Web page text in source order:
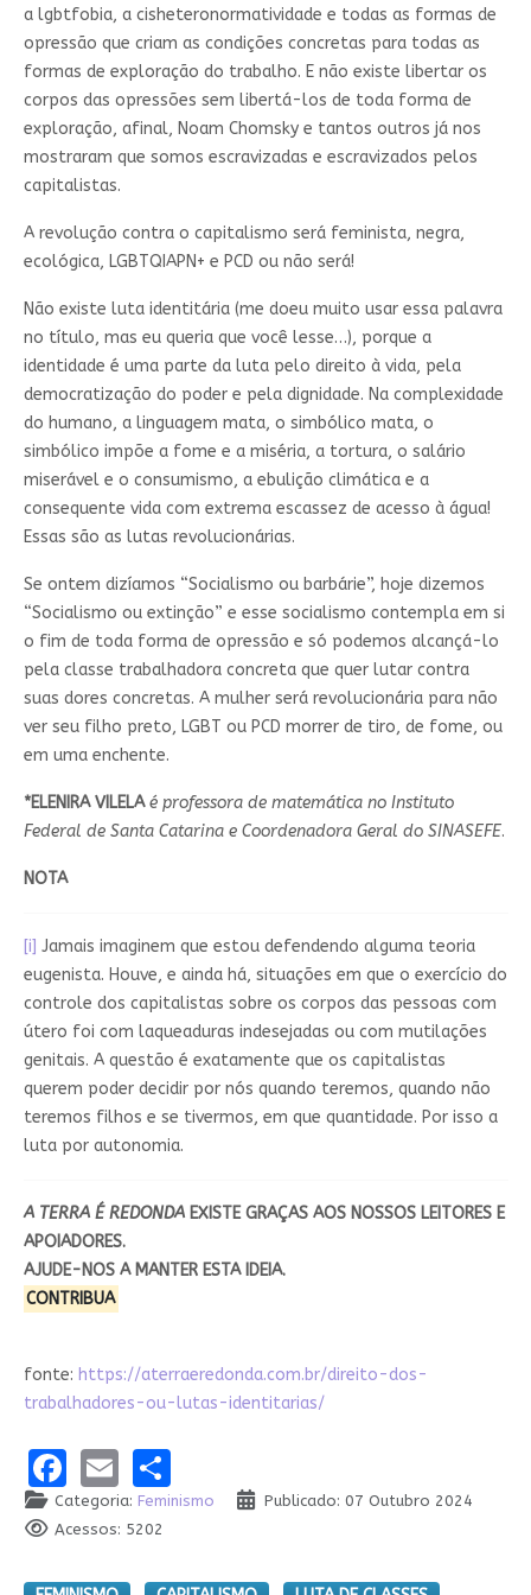
a lgbtfobia, a cisheteronormatividade e todas as formas de
opressão que criam as condições concretas para todas as
formas de exploração do trabalho. E não existe libertar os
corpos das opressões sem libertá-los de toda forma de
exploração, afinal, Noam Chomsky e tantos outros já nos
mostraram que somos escravizadas e escravizados pelos
capitalistas.
A revolução contra o capitalismo será feminista, negra,
ecológica, LGBTQIAPN+ e PCD ou não será!
Não existe luta identitária (me doeu muito usar essa palavra
no título, mas eu queria que você lesse…), porque a
identidade é uma parte da luta pelo direito à vida, pela
democratização do poder e pela dignidade. Na complexidade
do humano, a linguagem mata, o simbólico mata, o
simbólico impõe a fome e a miséria, a tortura, o salário
miserável e o consumismo, a ebulição climática e a
consequente vida com extrema escassez de acesso à água!
Essas são as lutas revolucionárias.
Se ontem dizíamos “Socialismo ou barbárie”, hoje dizemos
“Socialismo ou extinção” e esse socialismo contempla em si
o fim de toda forma de opressão e só podemos alcançá-lo
pela classe trabalhadora concreta que quer lutar contra
suas dores concretas. A mulher será revolucionária para não
ver seu filho preto, LGBT ou PCD morrer de tiro, de fome, ou
em uma enchente.
*ELENIRA VILELAé professora de matemática no Instituto
Federal de Santa Catarina e Coordenadora Geral do SINASEFE.
NOTA
[i] Jamais imaginem que estou defendendo alguma teoria
eugenista. Houve, e ainda há, situações em que o exercício do
controle dos capitalistas sobre os corpos das pessoas com
útero foi com laqueaduras indesejadas ou com mutilações
genitais. A questão é exatamente que os capitalistas
querem poder decidir por nós quando teremos, quando não
teremos filhos e se tivermos, em que quantidade. Por isso a
luta por autonomia.
A TERRA É REDONDAEXISTE GRAÇAS AOS NOSSOS LEITORES E
APOIADORES.
AJUDE-NOS A MANTER ESTA IDEIA.
CONTRIBUA
fonte: https://aterraeredonda.com.br/direito-dos-
trabalhadores-ou-lutas-identitarias/
Facebook
EmailShare
Categoria: Feminismo
Publicado: 07 Outubro 2024
Acessos: 5202